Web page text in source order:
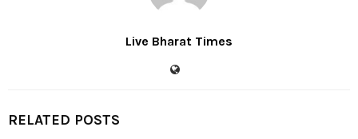
Live Bharat Times
RELATED POSTS